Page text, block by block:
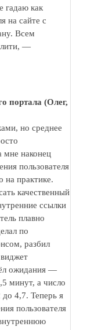
гадаю как
на сайте с
Всем
—
портала (Олег,
но среднее
мне наконец
пользователя
на практике.
качественный
ссылки
плавно
по
разбил
ожидания —
минут, а число
до 4,7. Теперь я
пользователя